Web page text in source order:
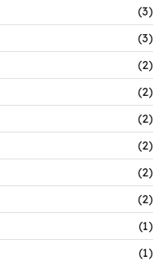
(3)
(3)
(2)
(2)
(2)
(2)
(2)
(2)
(1)
(1)